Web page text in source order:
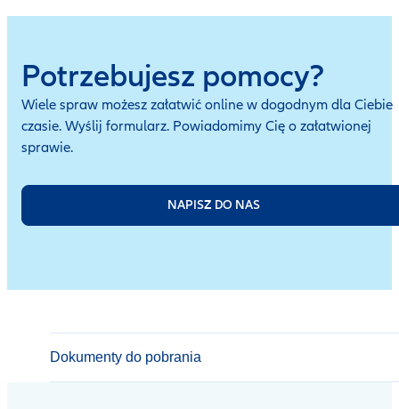
Potrzebujesz pomocy?
Wiele spraw możesz załatwić online w dogodnym dla Ciebie
czasie. Wyślij formularz. Powiadomimy Cię o załatwionej
sprawie.
NAPISZ DO NAS
Dokumenty do pobrania